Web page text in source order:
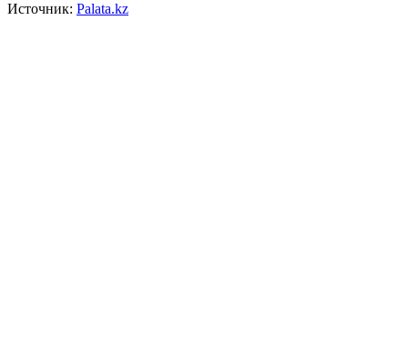
Источник: Рalata.kz